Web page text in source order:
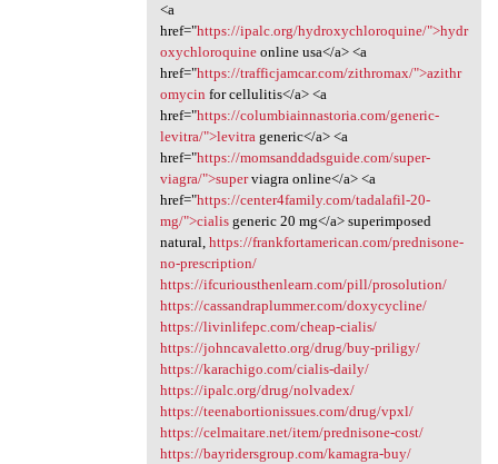
<a
href="https://ipalc.org/hydroxychloroquine/">hydr
oxychloroquineonline usa</a> <a
href="https://trafficjamcar.com/zithromax/">azithr
omycin for cellulitis</a> <a
href="https://columbiainnastoria.com/generic-
levitra/">levitrageneric</a> <a
href="https://momsanddadsguide.com/super-
viagra/">superviagra online</a> <a
href="https://center4family.com/tadalafil-20-
mg/">cialisgeneric 20 mg</a> superimposed
natural, https://frankfortamerican.com/prednisone-
no-prescription/
https://ifcuriousthenlearn.com/pill/prosolution/
https://cassandraplummer.com/doxycycline/
https://livinlifepc.com/cheap-cialis/
https://johncavaletto.org/drug/buy-priligy/
https://karachigo.com/cialis-daily/
https://ipalc.org/drug/nolvadex/
https://teenabortionissues.com/drug/vpxl/
https://celmaitare.net/item/prednisone-cost/
https://bayridersgroup.com/kamagra-buy/